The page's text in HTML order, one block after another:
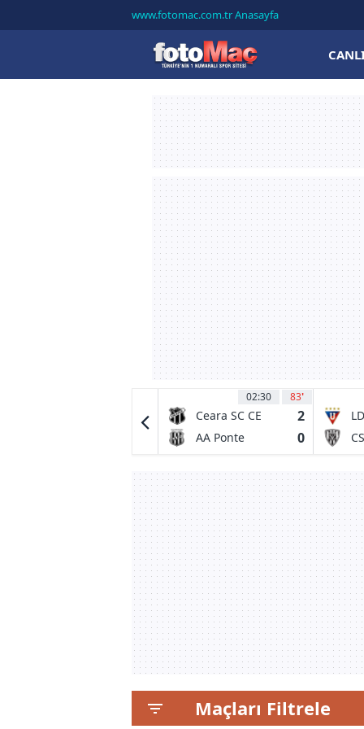
www.fotomac.com.tr Anasayfa
0
02:30 83'
Ceara SC CE 2
AA Ponte
0
Maçları Filtrele